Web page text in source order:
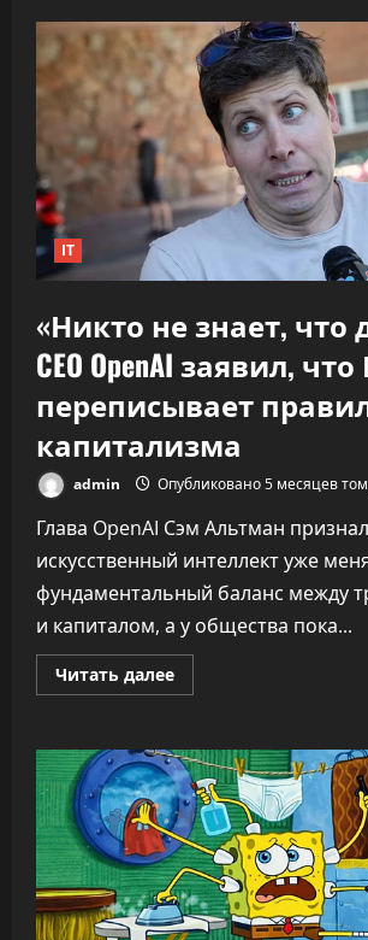
что
вклад
компаний-
резидентов
в
экономику
«подошёл
30%»
IT
«Никто не знает, что
CEO OpenAI заявил,
переписывает
капитализма
admin Опубликовано 5 месяцев
Глава OpenAI Сэм Альтман
искусственный интеллект уже
фундаментальный баланс между
и капиталом, а у общества пока...
Читать далееПрочитать
больше
знает,
что
делать»:
CEO
OpenAI
заявил,
что
ИИ
переписывает
правила
капитализма